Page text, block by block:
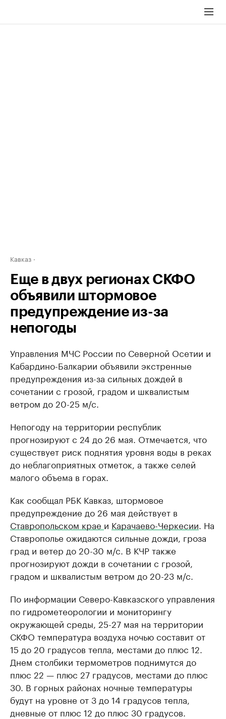
Кавказ
Еще в двух регионах СКФО
объявили штормовое
предупреждение из-за
непогоды
Управления МЧС России по Северной Осетии и
Кабардино-Балкарии объявили экстренные
предупреждения из-за сильных дождей в
сочетании с грозой, градом и шквалистым
ветром до 20-25 м/с.
Непогоду на территории республик
прогнозируют с 24 до 26 мая. Отмечается, что
существует риск поднятия уровня воды в реках
до неблагоприятных отметок, а также селей
малого объема в горах.
Как сообщал РБК Кавказ, штормовое
предупреждение до 26 мая действует в
Ставропольском крае и Карачаево-Черкесии . На
Ставрополье ожидаются сильные дожди, гроза
град и ветер до 20-30 м/с. В КЧР также
прогнозируют дожди в сочетании с грозой,
градом и шквалистым ветром до 20-23 м/с.
По информации Северо-Кавказского управления
по гидрометеорологии и мониторингу
окружающей среды, 25-27 мая на территории
СКФО температура воздуха ночью составит от
15 до 20 градусов тепла, местами до плюс 12.
Днем столбики термометров поднимутся до
плюс 22 — плюс 27 градусов, местами до плюс
30. В горных районах ночные температуры
будут на уровне от 3 до 14 градусов тепла,
дневные от плюс 12 до плюс 30 градусов.